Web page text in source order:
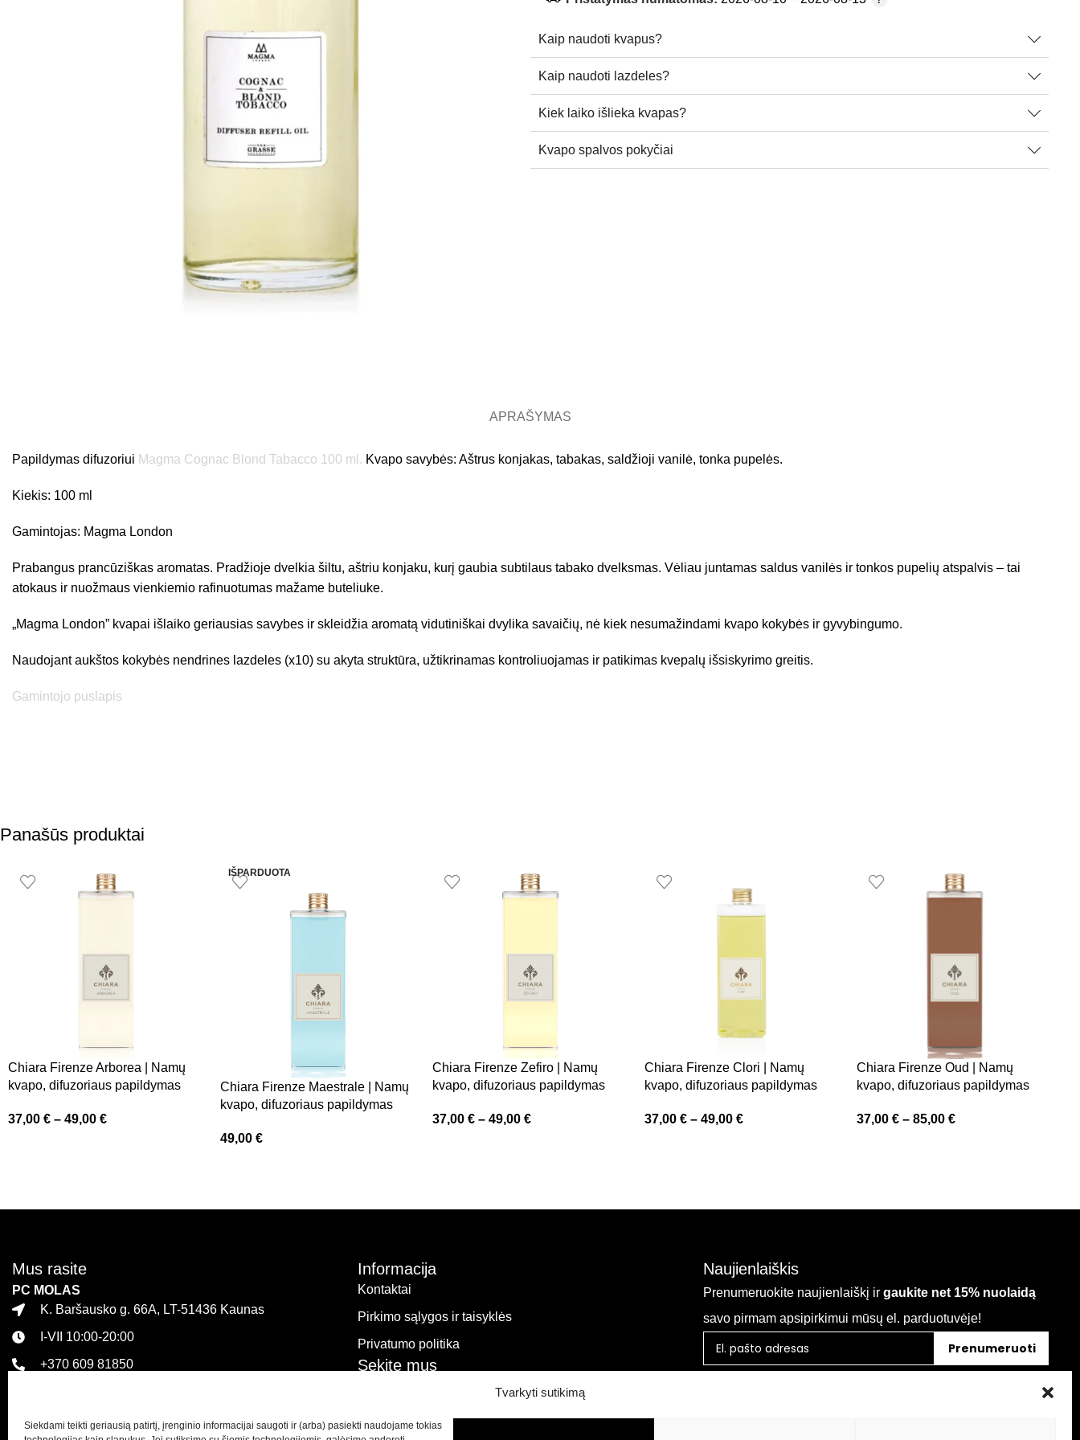
Tvarkyti sutikimą
Siekdami teikti geriausią patirtį, įrenginio informacijai saugoti ir (arba) pasiekti naudojame tokias
Kaip naudoti kvapus?
Kaip naudoti lazdeles?
Kiek laiko išlieka kvapas?
Kvapo spalvos pokyčiai
APRAŠYMAS
Papildymas difuzoriui Magma Cognac Blond Tabacco 100 ml. Kvapo savybės: Aštrus konjakas, tabakas, saldžioji vanilė, tonka pupelės.
Kiekis: 100 ml
Gamintojas: Magma London
Prabangus prancūziškas aromatas. Pradžioje dvelkia šiltu, aštriu konjaku, kurį gaubia subtilaus tabako dvelksmas. Vėliau juntamas saldus vanilės ir tonkos pupelių atspalvis – tai
atokaus ir nuožmaus vienkiemio rafinuotumas mažame buteliuke.
„Magma London” kvapai išlaiko geriausias savybes ir skleidžia aromatą vidutiniškai dvylika savaičių, nė kiek nesumažindami kvapo kokybės ir gyvybingumo.
Naudojant aukštos kokybės nendrines lazdeles (x10) su akyta struktūra, užtikrinamas kontroliuojamas ir patikimas kvepalų išsiskyrimo greitis.
Gamintojo puslapis
Panašūs produktai
Chiara Firenze Arborea | Namų
kvapo, difuzoriaus papildymas
37,00 € – 49,00 €
IŠPARDUOTA
Chiara Firenze Maestrale | Namų
kvapo, difuzoriaus papildymas
49,00 €
Chiara Firenze Zefiro | Namų
kvapo, difuzoriaus papildymas
37,00 € – 49,00 €
Chiara Firenze Clori | Namų
kvapo, difuzoriaus papildymas
37,00 € – 49,00 €
Chiara Firenze Oud | Namų
kvapo, difuzoriaus papildymas
37,00 € – 85,00 €
Mus rasite
PC MOLAS
K. Baršausko g. 66A, LT-51436 Kaunas
I-VII 10:00-20:00
+370 609 81850
I-VII 10:00-21:00
Informacija
Kontaktai
Pirkimo sąlygos ir taisyklės
Privatumo politika
Sekite mus
Naujienlaiškis
Prenumeruokite naujienlaiškį ir gaukite net 15% nuolaidą
savo pirmam apsipirkimui mūsų el. parduotuvėje!
Prenumeruoti